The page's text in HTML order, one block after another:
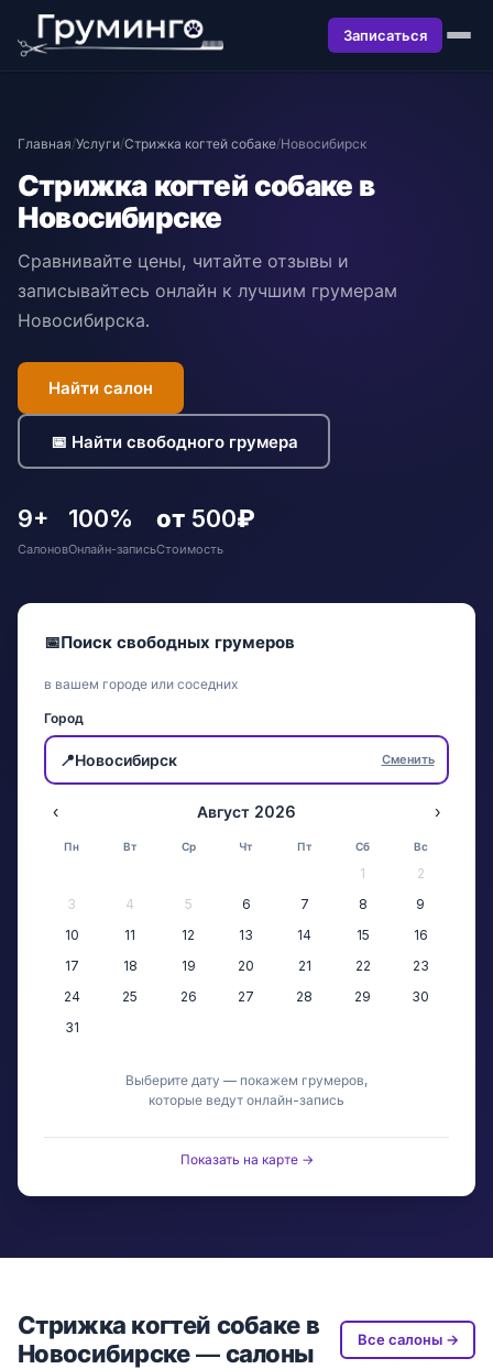
Записаться
Главная/Услуги/Стрижка когтей собаке/Новосибирск
Стрижка когтей собаке в
Новосибирске
Сравнивайте цены, читайте отзывы и
записывайтесь онлайн к лучшим грумерам
Новосибирска.
Найти салон
📅 Найти свободного грумера
9+
Салонов
100%
Онлайн-запись
от 500₽
Стоимость
📅Поиск свободных грумеров
в вашем городе или соседних
Город
📍Новосибирск Сменить
‹ Август 2026 ›
Пн Вт Ср Чт Пт Сб Вс
1
2
3
4 5 6 7 8
9
10
11 12 13 14 15
16
17
18 19 20 21 22
23
24
25 26 27 28 29
30
31
Выберите дату — покажем грумеров,
которые ведут онлайн-запись
Показать на карте →
Стрижка когтей собаке в
Новосибирске — салоны
Все салоны →